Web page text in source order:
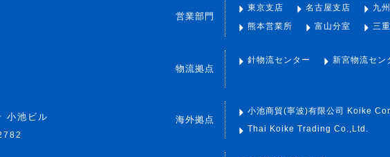
小池ビル
営業部門
東京支店 名古屋支店 九
熊本営業所
富山分室 三
物流拠点
針物流センター 新宮物流セン
海外拠点
小池商貿(寧波)有限公司 Koike
Thai Koike Trading Co.,Ltd.